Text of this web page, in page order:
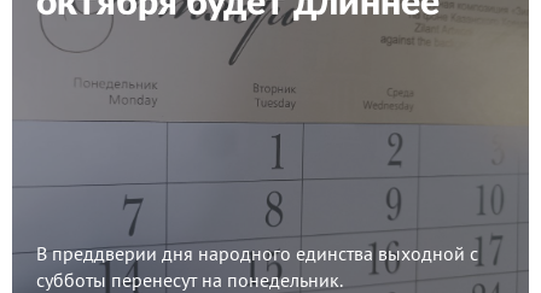
В преддверии дня народного единства выходной с
субботы перенесут на понедельник.